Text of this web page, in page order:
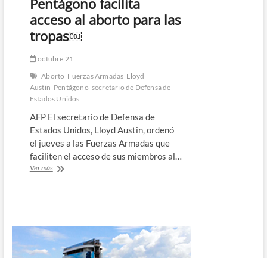
Rusia
el
responsable
de
en
Polonia
￼
acceso al aborto para las
tropas￼
octubre 21
Aborto Fuerzas Armadas Lloyd
Austin Pentágono secretario de Defensa de
Estados Unidos
AFP El secretario de Defensa de
Estados Unidos, Lloyd Austin, ordenó
el jueves a las Fuerzas Armadas que
faciliten el acceso de sus miembros al…
Ver másPentágono
las
tropas
￼